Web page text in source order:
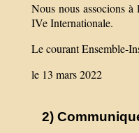
Nous nous associons à
IVe Internationale.
Le courant Ensemble-
le 13 mars 2022
2)